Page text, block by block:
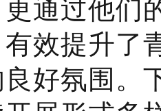
通过他们
效提升了
好氛围。